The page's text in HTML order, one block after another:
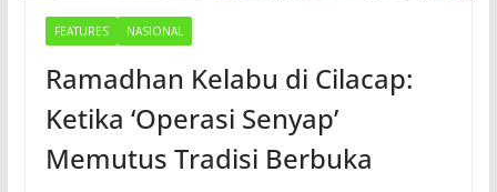
FEATURES NASIONAL
Ramadhan Kelabu di Cilacap:
Ketika ‘Operasi Senyap’
Memutus Tradisi Berbuka